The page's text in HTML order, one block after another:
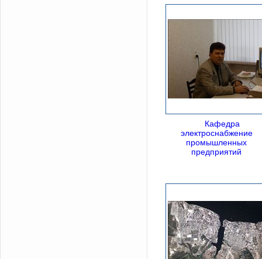
Кафедра
электроснабжение
промышленных
предприятий